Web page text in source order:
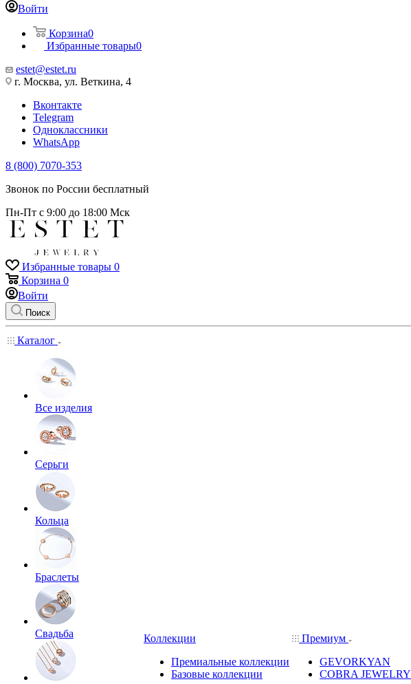
Войти
Корзина0
Избранные товары0
estet@estet.ru
г. Москва, ул. Веткина, 4
Вконтакте
Telegram
Одноклассники
WhatsApp
8 (800) 7070-353
Звонок по России бесплатный
Пн-Пт с 9:00 до 18:00 Мск
Избранные товары 0
Корзина 0
Войти
Поиск
Каталог
Все изделия
Серьги
Кольца
Браслеты
Свадьба
Коллекции
Премиальные коллекции
Базовые коллекции
Премиум
GEVORKYAN
COBRA JEWELRY